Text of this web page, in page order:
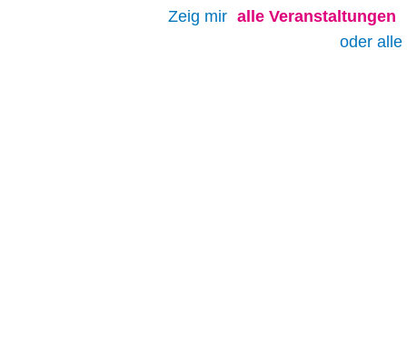
Zeig mir alle Veranstaltungen
oder alle